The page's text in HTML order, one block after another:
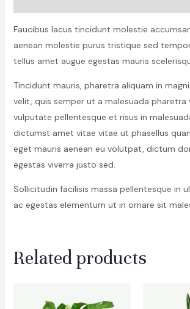
Faucibus lacus tincidunt molestie
aenean molestie purus tristique sed
tellus amet augue egestas mauris
Tincidunt mauris, pharetra aliquam in
velit, quis semper ut a malesuada
vulputate pellentesque et risus in
dictumst amet vitae vitae ut phasellus
eget mauris aenean eu volutpat, dictum
egestas viverra justo sed.
Sollicitudin facilisis massa pellentesque in
ac egestas elementum ut in ornare sit
Related products